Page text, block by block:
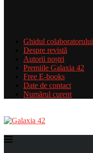
Ghidul colaboratorului
Despre revistă
Autorii noștri
Premiile Galaxia 42
Free E-books
Date de contact
Numărul curent